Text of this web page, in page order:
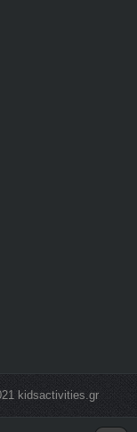
kidsactivities.gr